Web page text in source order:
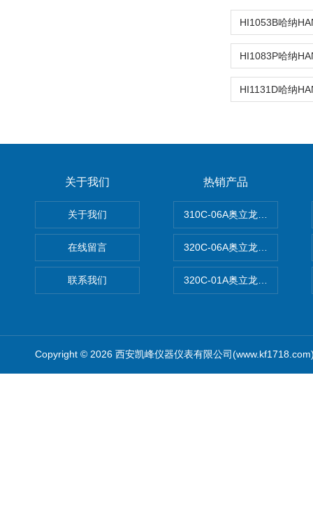
关于我们
关于我们
在线留言
联系我们
热销产品
310C-06A奥立龙实验室台式
320C-06A奥立龙实验室便携
320C-01A奥立龙实验室便携
Copyright © 2026 西安凯峰仪器仪表有限公司